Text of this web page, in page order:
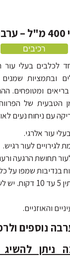
רכיבים
בעלי עור
שמנים
ומטופחים. ההרכב
של הפרווה
ניחוח נעים לאורך
אלרגי.
לעור רגיש.
הרגעה ורענון.
שמפו על כל
להקציף את הגוף ולהמתין 5 עד
נוספים
להשיג